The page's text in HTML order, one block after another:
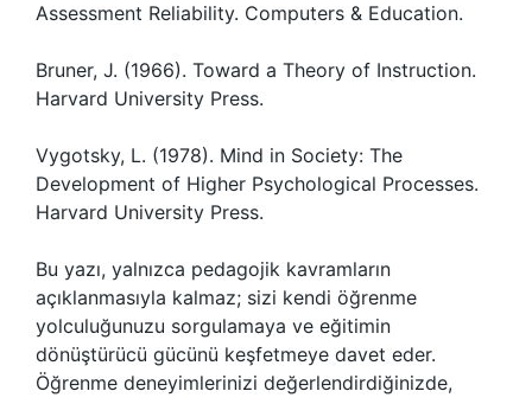
Assessment Reliability. Computers & Education.
Bruner, J. (1966). Toward a Theory of Instruction.
Harvard University Press.
Vygotsky, L. (1978). Mind in Society: The
Development of Higher Psychological Processes.
Harvard University Press.
Bu yazı, yalnızca pedagojik kavramların
açıklanmasıyla kalmaz; sizi kendi öğrenme
yolculuğunuzu sorgulamaya ve eğitimin
dönüştürücü gücünü keşfetmeye davet eder.
Öğrenme deneyimlerinizi değerlendirdiğinizde,